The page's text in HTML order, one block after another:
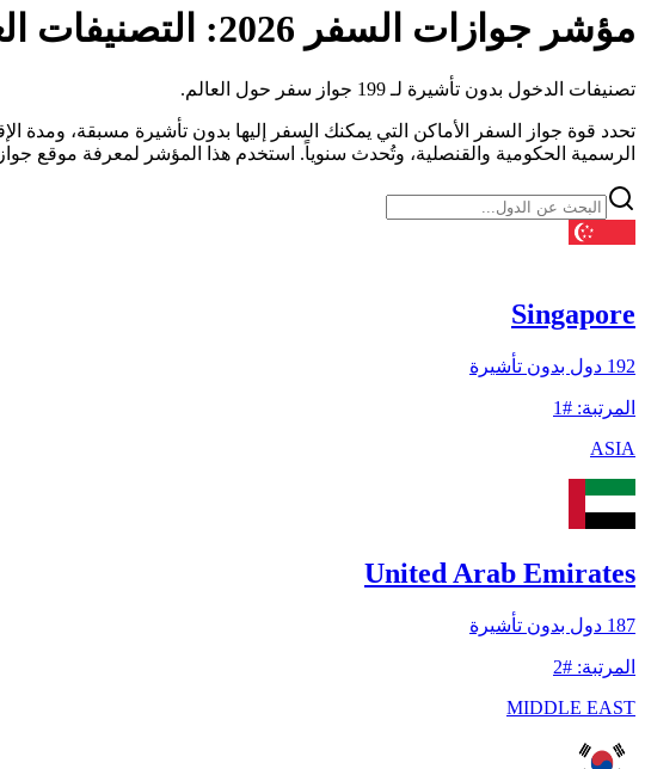
مؤشر جوازات السفر 2026: التصنيفات العالمية للإعفاء من التأشيرة
تصنيفات الدخول بدون تأشيرة لـ 199 جواز سفر حول العالم.
تحدد قوة جواز السفر الأماكن التي يمكنك السفر إليها بدون تأشيرة مسبقة، ومدة
الرسمية الحكومية والقنصلية، وتُحدث سنوياً. استخدم هذا المؤشر لمعرفة موقع
Singapore
192 دول بدون تأشيرة
المرتبة:
#
1
ASIA
United Arab Emirates
187 دول بدون تأشيرة
المرتبة:
#
2
MIDDLE EAST